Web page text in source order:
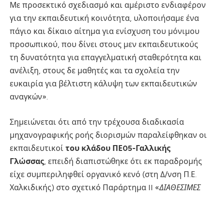
Με προσεκτικό σχεδιασμό και αμέριστο ενδιαφέρον
για την εκπαιδευτική κοινότητα, υλοποιήσαμε ένα
πάγιο και δίκαιο αίτημα για ενίσχυση του μόνιμου
προσωπικού, που δίνει στους μεν εκπαιδευτικούς
τη δυνατότητα για επαγγελματική σταθερότητα και
ανέλιξη, στους δε μαθητές και τα σχολεία την
ευκαιρία για βέλτιστη κάλυψη των εκπαιδευτικών
αναγκών».
Σημειώνεται ότι από την τρέχουσα διαδικασία
μηχανογραφικής ροής διορισμών παραλείφθηκαν οι
εκπαιδευτικοί του κλάδου ΠΕ05-Γαλλικής
Γλώσσας , επειδή διαπιστώθηκε ότι εκ παραδρομής
είχε συμπεριληφθεί οργανικό κενό (στη Δ/νση Π.Ε.
Χαλκιδικής) στο σχετικό Παράρτημα II «ΔΙΑΘΕΣΙΜΕΣ